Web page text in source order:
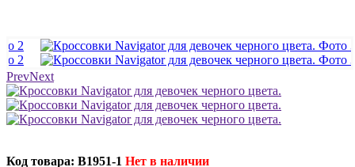
PrevNext
Код товара: B1951-1 Нет в наличии